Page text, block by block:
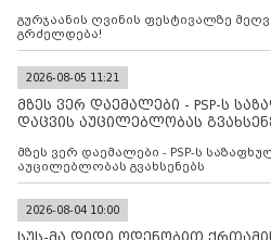
გურჯაანის ღვინის ფესტივალზე
გრძელდება!
2026-08-05 11:21
მზეს ვერ დაემალები - PSP-ს
დაცვის აუცილებლობას
მზეს ვერ დაემალები - PSP-ს
აუცილებლობას გვახსენებს
2026-08-04 10:00